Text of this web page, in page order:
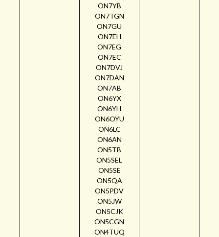
ON7YB
ON7TGN
ON7GU
ON7EH
ON7EG
ON7EC
ON7DVJ
ON7DAN
ON7AB
ON6YX
ON6YH
ON6OYU
ON6LC
ON6AN
ON5TB
ON5SEL
ON5SE
ON5QA
ON5PDV
ON5JW
ON5CJK
ON5CGN
ON4TUQ